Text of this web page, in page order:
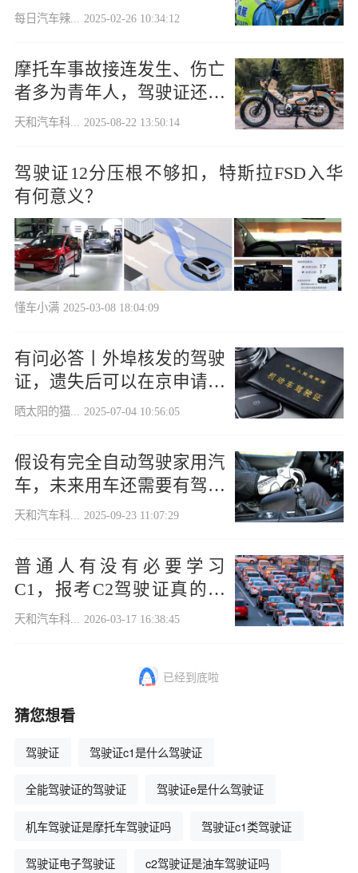
别违规！
每日汽车辣... 2025-02-26 10:34:12
摩托车事故接连发生、伤亡
者多为青年人，驾驶证还不
分级吗？
天和汽车科... 2025-08-22 13:50:14
驾驶证12分压根不够扣，特斯拉FSD入华
有何意义？
懂车小满 2025-03-08 18:04:09
有问必答丨外埠核发的驾驶
证，遗失后可以在京申请补
领？
晒太阳的猫... 2025-07-04 10:56:05
假设有完全自动驾驶家用汽
车，未来用车还需要有驾驶
证吗？
天和汽车科... 2025-09-23 11:07:29
普通人有没有必要学习
C1，报考C2驾驶证真的会
被笑话吗？
天和汽车科... 2026-03-17 16:38:45
已经到底啦
猜您想看
驾驶证 驾驶证c1是什么驾驶证
全能驾驶证的驾驶证 驾驶证e是什么驾驶证
机车驾驶证是摩托车驾驶证吗 驾驶证c1类驾驶证
驾驶证电子驾驶证 c2驾驶证是油车驾驶证吗